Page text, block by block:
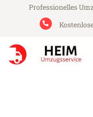
Professionelles